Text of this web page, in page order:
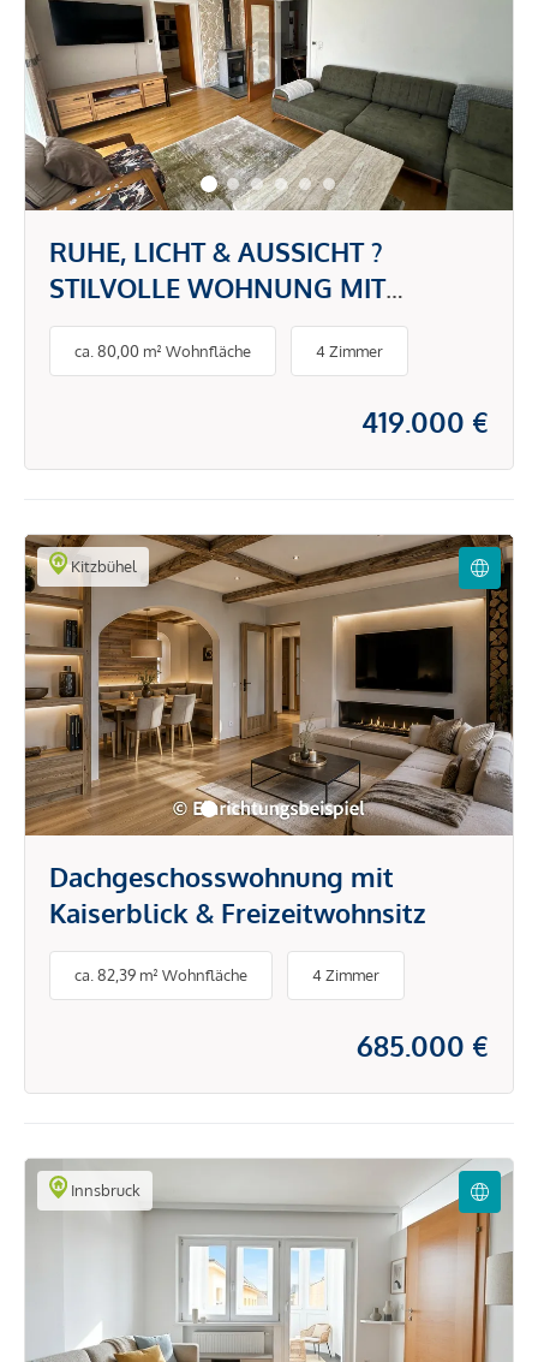
RUHE, LICHT & AUSSICHT ?
STILVOLLE WOHNUNG MIT
GARTEN UND BALKON
ca. 80,00 m² Wohnfläche 4 Zimmer
419.000 €
Kitzbühel
Dachgeschosswohnung mit
Kaiserblick & Freizeitwohnsitz
ca. 82,39 m² Wohnfläche 4 Zimmer
685.000 €
Innsbruck